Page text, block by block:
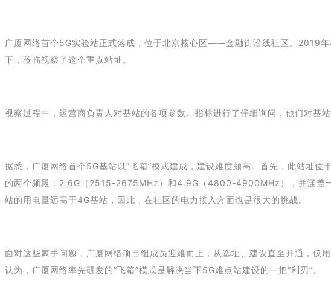
广厦网络首个5G实验站正式落成，位于北京核心区——金融街沿线社区。2019
下，莅临视察了这个重点站址。
视察过程中，运营商负责人对基站的各项参数、指标进行了仔细询问，他们对基
据悉，广厦网络首个5G基站以“飞箱”模式建成，建设难度颇高。首先，此站址
的两个频段：2.6G（2515-2675MHz）和4.9G（4800-4900MHz），并涵盖
站的用电量远高于4G基站，因此，在社区的电力接入方面也是很大的挑战。
面对这些棘手问题，广厦网络项目组成员迎难而上，从选址、建设直至开通，
认为，广厦网络率先研发的“飞箱”模式是解决当下5G难点站建设的一把“利刃”。